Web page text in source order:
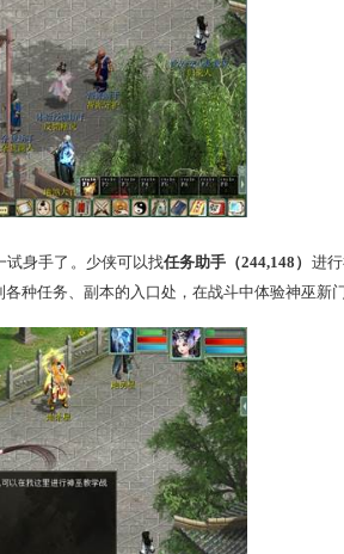
上体验服后先以原有种族角色登录，
洗点、更换转生修正和提升等级。
取打造材料、宝石、仙器、神兵、佩饰
括坐骑获取、坐骑提升、更换坐骑技
获取特殊变身卡、药品符文、玄印、
成修炼，还可以在帮派助手处领取帮派